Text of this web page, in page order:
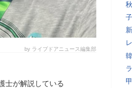
by ライブドアニュース編集部
士が解説している